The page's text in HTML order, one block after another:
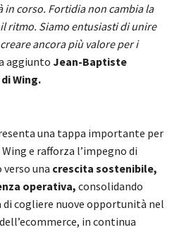
in corso. Fortidia non cambia la
ritmo. Siamo entusiasti di unire
ancora più valore per i
aggiunto Jean-Baptiste
Wing.
una tappa importante per
e rafforza l’impegno di
una crescita sostenibile,
operativa, consolidando
cogliere nuove opportunità nel
in continua